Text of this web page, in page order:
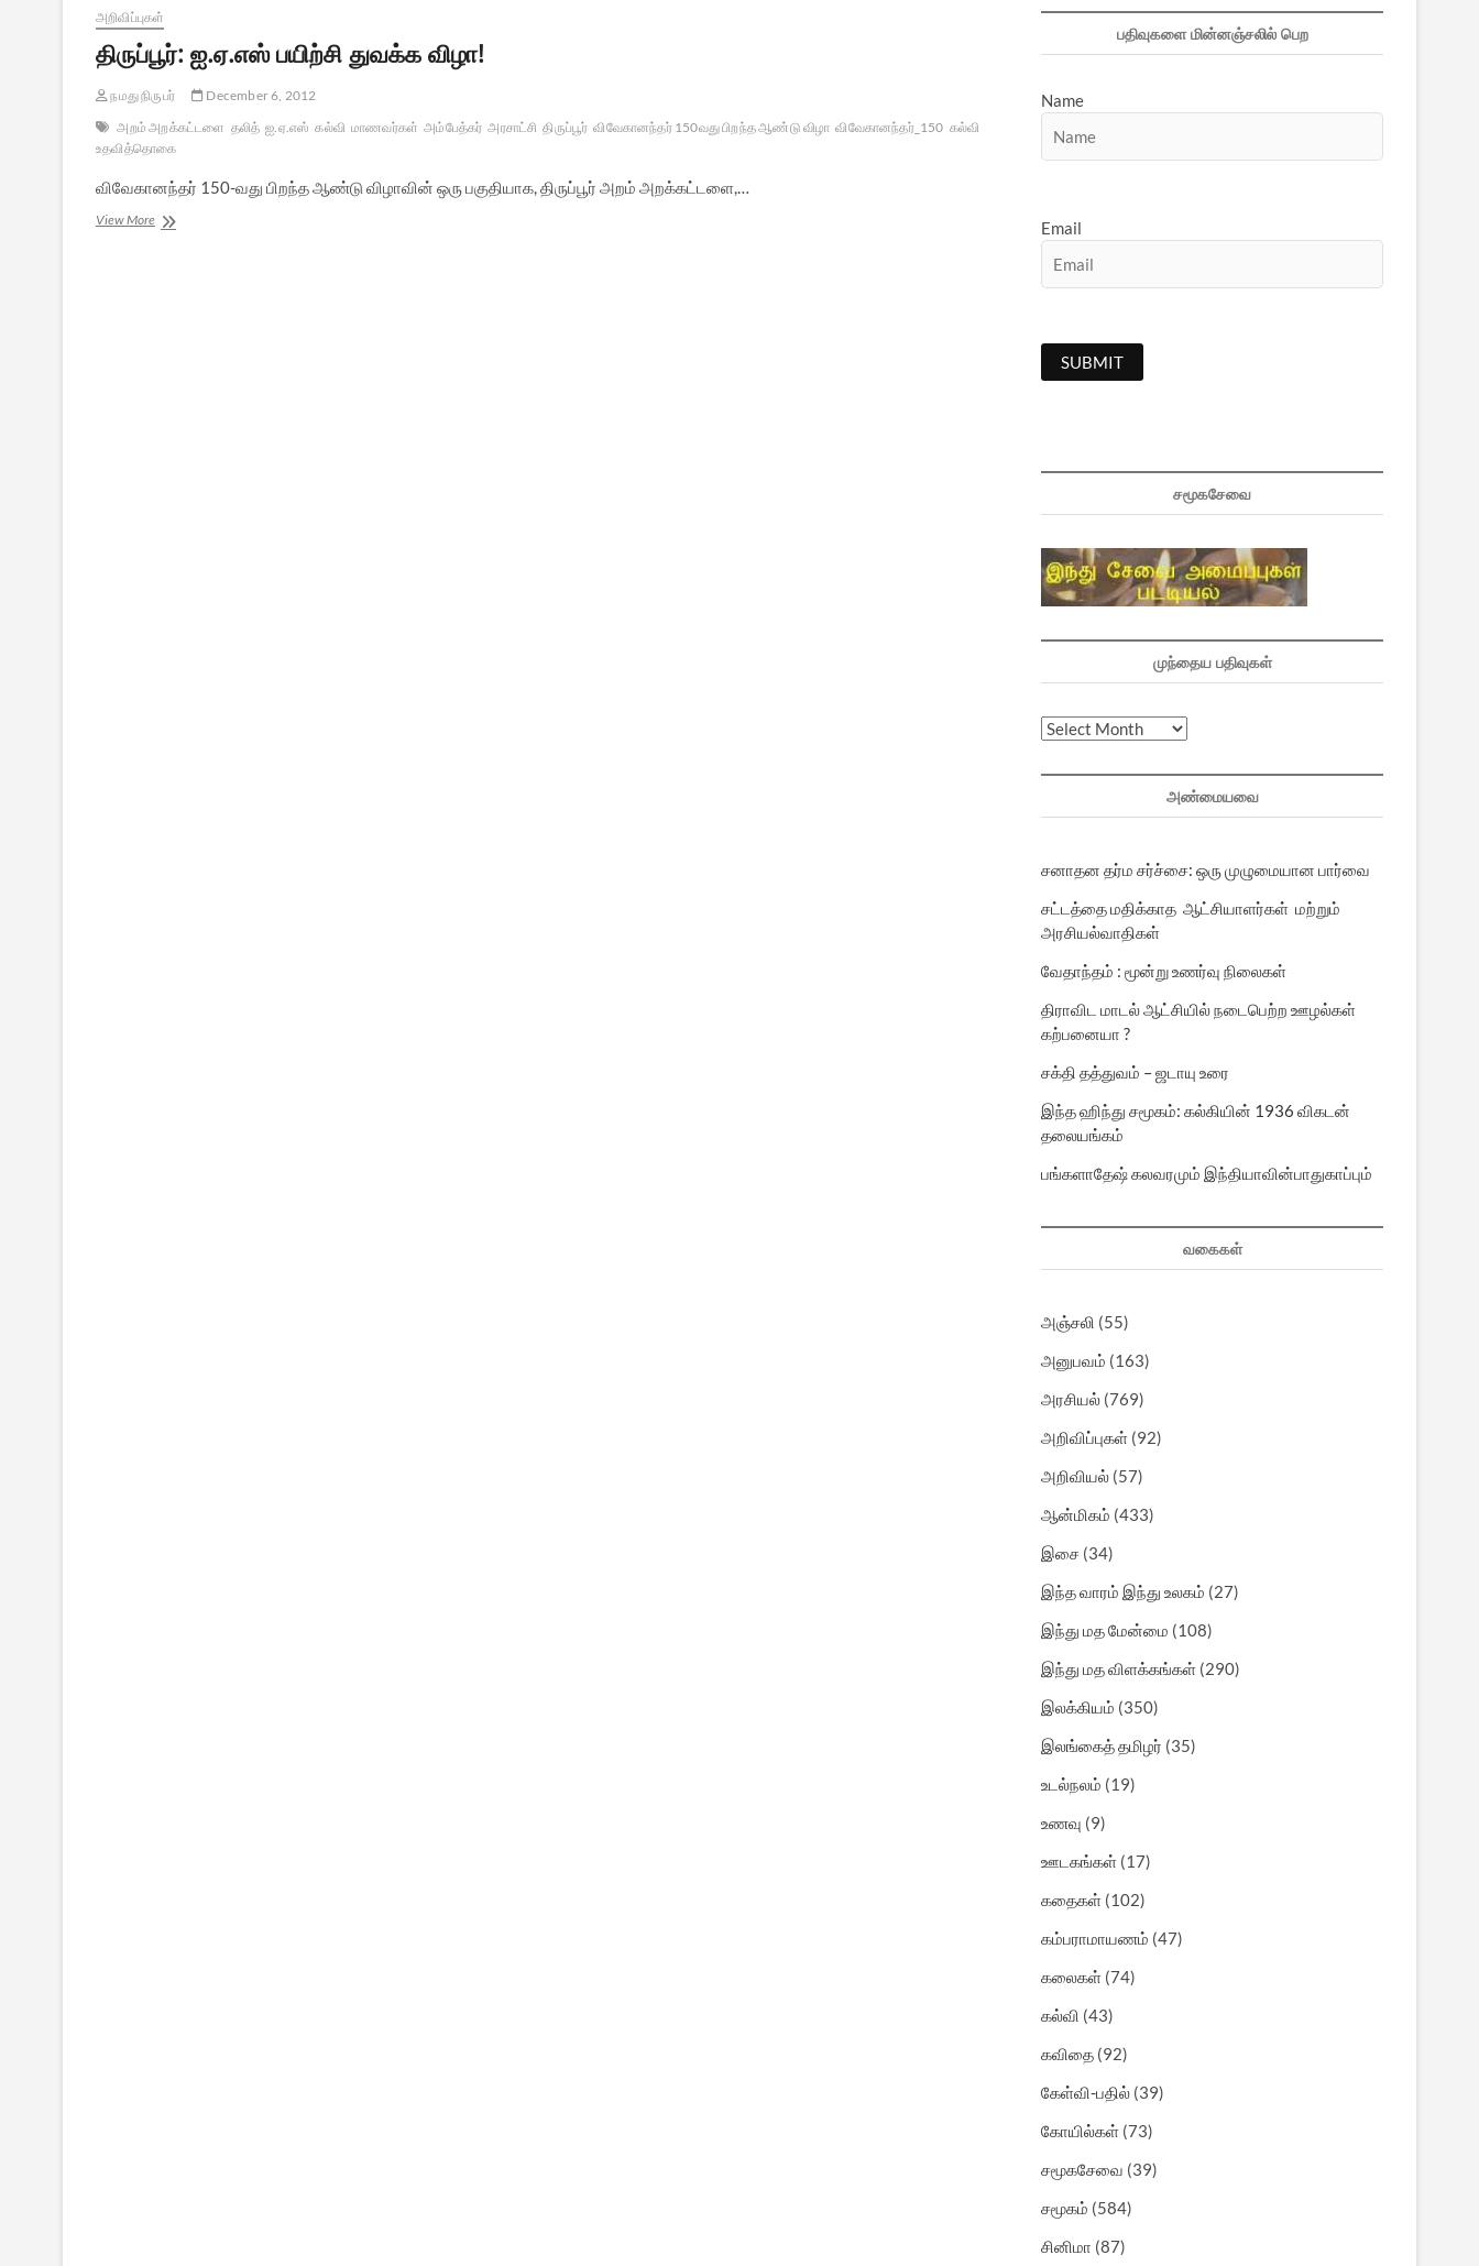
அறிவிப்புகள்
திருப்பூர்: ஐ.ஏ.எஸ் பயிற்சி துவக்க விழா!
நமது நிருபர்
December 6, 2012
அறம் அறக்கட்டளை தலித் ஐ.ஏ.எஸ் கல்வி மாணவர்கள் அம்பேத்கர் அரசாட்சி திருப்பூர் விவேகானந்தர் 150வது பிறந்த ஆண்டு விழா விவேகானந்தர்_150 கல்வி
உதவித்தொகை
விவேகானந்தர் 150-வது பிறந்த ஆண்டு விழாவின் ஒரு பகுதியாக, திருப்பூர் அறம் அறக்கட்டளை,…
View Moreதிருப்பூர்:
பதிவுகளை மின்னஞ்சலில் பெற
Name
Email
சமூகசேவை
முந்தைய பதிவுகள்
முந்தைய
அண்மையவை
சனாதன தர்ம சர்ச்சை: ஒரு முழுமையான பார்வை
சட்டத்தை மதிக்காத ஆட்சியாளர்கள் மற்றும்
அரசியல்வாதிகள்
வேதாந்தம் : மூன்று உணர்வு நிலைகள்
திராவிட மாடல் ஆட்சியில் நடைபெற்ற ஊழல்கள்
கற்பனையா ?
சக்தி தத்துவம் – ஜடாயு உரை
இந்த ஹிந்து சமூகம்: கல்கியின் 1936 விகடன்
தலையங்கம்
பங்களாதேஷ் கலவரமும் இந்தியாவின்பாதுகாப்பும்
வகைகள்
அஞ்சலி (55)
அனுபவம் (163)
அரசியல் (769)
அறிவிப்புகள் (92)
அறிவியல் (57)
ஆன்மிகம் (433)
இசை (34)
இந்த வாரம் இந்து உலகம் (27)
இந்து மத மேன்மை (108)
இந்து மத விளக்கங்கள் (290)
இலக்கியம் (350)
இலங்கைத் தமிழர் (35)
உடல்நலம் (19)
உணவு (9)
ஊடகங்கள் (17)
கதைகள் (102)
கம்பராமாயணம் (47)
கலைகள் (74)
கல்வி (43)
கவிதை (92)
கேள்வி-பதில் (39)
கோயில்கள் (73)
சமூகசேவை (39)
சமூகம் (584)
சினிமா (87)